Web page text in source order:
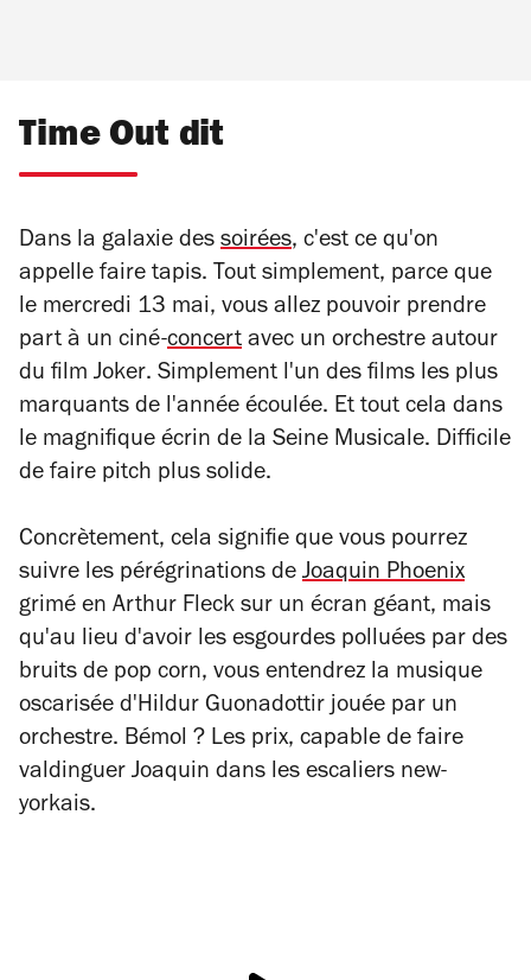
Time Out dit
Dans la galaxie des soirées, c'est ce qu'on
appelle faire tapis. Tout simplement, parce que
le mercredi 13 mai, vous allez pouvoir prendre
part à un ciné-concert avec un orchestre autour
du film Joker. Simplement l'un des films les plus
marquants de l'année écoulée. Et tout cela dans
le magnifique écrin de la Seine Musicale. Difficile
de faire pitch plus solide.
Concrètement, cela signifie que vous pourrez
suivre les pérégrinations de Joaquin Phoenix
grimé en Arthur Fleck sur un écran géant, mais
qu'au lieu d'avoir les esgourdes polluées par des
bruits de pop corn, vous entendrez la musique
oscarisée d'Hildur Guonadottir jouée par un
orchestre. Bémol ? Les prix, capable de faire
valdinguer Joaquin dans les escaliers new-
yorkais.